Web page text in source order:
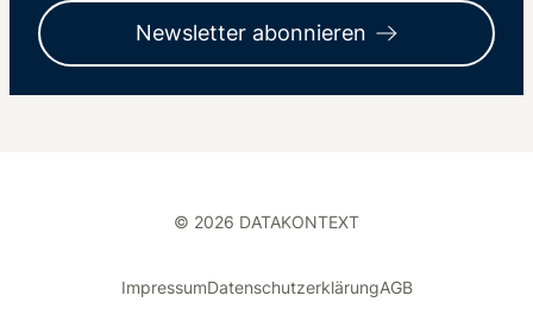
Newsletter abonnieren
© 2026 DATAKONTEXT
ImpressumDatenschutzerklärungAGB